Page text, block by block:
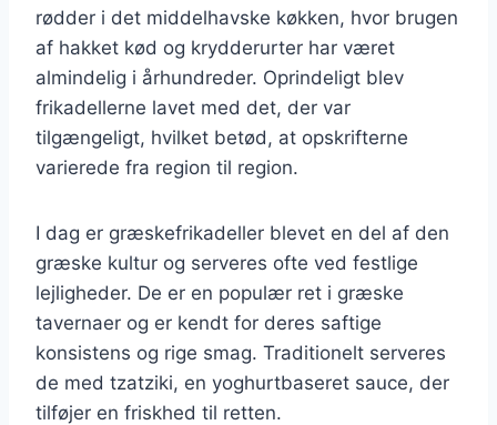
rødder i det middelhavske køkken, hvor brugen
af hakket kød og krydderurter har været
almindelig i århundreder. Oprindeligt blev
frikadellerne lavet med det, der var
tilgængeligt, hvilket betød, at opskrifterne
varierede fra region til region.
I dag er græskefrikadeller blevet en del af den
græske kultur og serveres ofte ved festlige
lejligheder. De er en populær ret i græske
tavernaer og er kendt for deres saftige
konsistens og rige smag. Traditionelt serveres
de med tzatziki, en yoghurtbaseret sauce, der
tilføjer en friskhed til retten.